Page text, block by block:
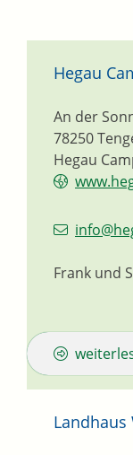
Hegau
Hegau
An der
78250
Frank und